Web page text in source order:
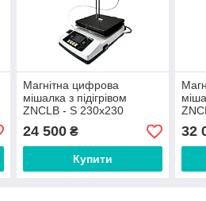
Магнітна цифрова
мішалка з підігрівом
ZNCLB - S 230х230
24 500₴
Купити
32